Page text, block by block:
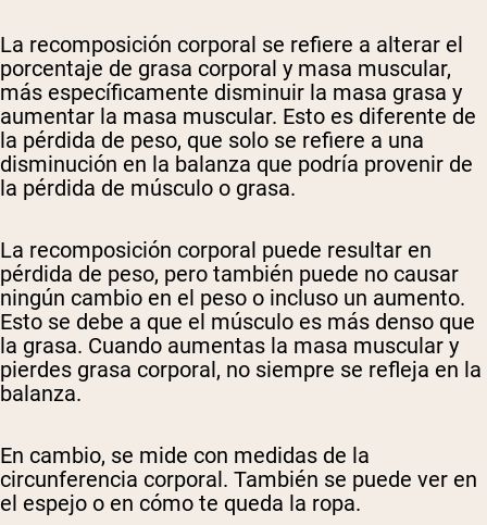
La recomposición corporal se refiere a alterar el
porcentaje de grasa corporal y masa muscular,
más específicamente disminuir la masa grasa y
aumentar la masa muscular. Esto es diferente de
la pérdida de peso, que solo se refiere a una
disminución en la balanza que podría provenir de
la pérdida de músculo o grasa.
La recomposición corporal puede resultar en
pérdida de peso, pero también puede no causar
ningún cambio en el peso o incluso un aumento.
Esto se debe a que el músculo es más denso que
la grasa. Cuando aumentas la masa muscular y
pierdes grasa corporal, no siempre se refleja en la
balanza.
En cambio, se mide con medidas de la
circunferencia corporal. También se puede ver en
el espejo o en cómo te queda la ropa.